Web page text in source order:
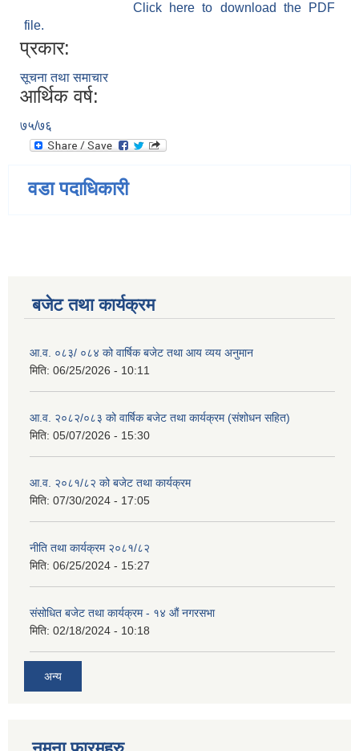
Click here to download the PDF
file.
प्रकार:
सूचना तथा समाचार
आर्थिक वर्ष:
७५/७६
वडा पदाधिकारी
बजेट तथा कार्यक्रम
आ.व. ०८३/ ०८४ को वार्षिक बजेट तथा आय व्यय अनुमान
मिति: 06/25/2026 - 10:11
आ.व. २०८२/०८३ को वार्षिक बजेट तथा कार्यक्रम (संशोधन सहित)
मिति: 05/07/2026 - 15:30
आ.व. २०८१/८२ को बजेट तथा कार्यक्रम
मिति: 07/30/2024 - 17:05
नीति तथा कार्यक्रम २०८१/८२
मिति: 06/25/2024 - 15:27
संसोधित बजेट तथा कार्यक्रम - १४ औं नगरसभा
मिति: 02/18/2024 - 10:18
अन्य